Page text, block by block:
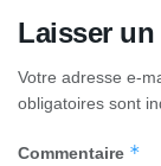
Laisser
Votre adresse e-
obligatoires sont
Commentaire *